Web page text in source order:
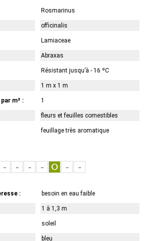
Rosmarinus
officinalis
Lamiaceae
Abraxas
Résistant jusqu’à - 16 ºC
1 m x 1 m
m² : 1
fleurs et feuilles comestibles
feuillage très aromatique
- - - - O - -
: besoin en eau faible
1 à 1,3 m
soleil
bleu